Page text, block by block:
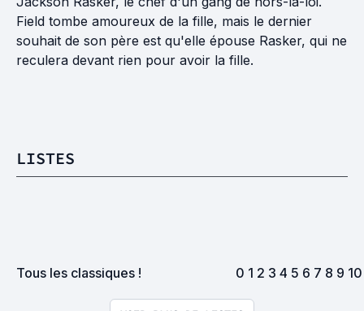
Field tombe amoureux de la fille, mais le dernier
souhait de son père est qu'elle épouse Rasker, qui ne
reculera devant rien pour avoir la fille.
LISTES
Tous les classiques ! 0 1 2 3 4 5 6 7 8 9 10